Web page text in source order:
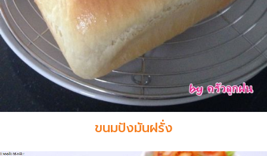
ขนมปังมันฝรั่ง